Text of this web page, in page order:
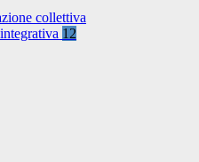
collettiva
12